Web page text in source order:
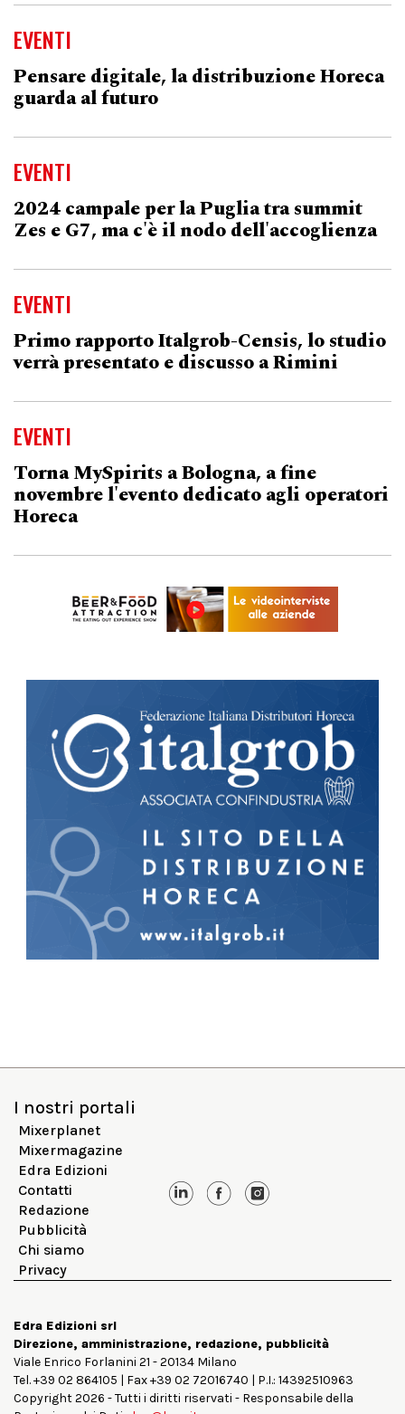
EVENTI
Pensare digitale, la distribuzione Horeca
guarda al futuro
EVENTI
2024 campale per la Puglia tra summit
Zes e G7, ma c'è il nodo dell'accoglienza
EVENTI
Primo rapporto Italgrob-Censis, lo studio
verrà presentato e discusso a Rimini
EVENTI
Torna MySpirits a Bologna, a fine
novembre l'evento dedicato agli operatori
Horeca
I nostri portali
Mixerplanet
Mixermagazine
Edra Edizioni
Contatti
Redazione
Pubblicità
Chi siamo
Privacy
Edra Edizioni srl
Direzione, amministrazione, redazione, pubblicità
Viale Enrico Forlanini 21 - 20134 Milano
Tel. +39 02 864105 | Fax +39 02 72016740 | P.I.: 14392510963
Copyright 2026 - Tutti i diritti riservati - Responsabile della